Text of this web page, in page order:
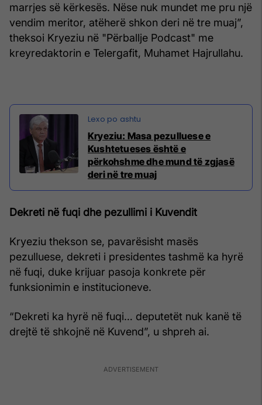
marrjes së kërkesës. Nëse nuk mundet me pru një
vendim meritor, atëherë shkon deri në tre muaj”,
theksoi Kryeziu në "Përballje Podcast" me
kreyredaktorin e Telergafit, Muhamet Hajrullahu.
Kryeziu: Masa pezulluese e
Kushtetueses është e
përkohshme dhe mund të zgjasë
deri në tre muaj
Dekreti në fuqi dhe pezullimi i Kuvendit
Kryeziu thekson se, pavarësisht masës
pezulluese, dekreti i presidentes tashmë ka hyrë
në fuqi, duke krijuar pasoja konkrete për
funksionimin e institucioneve.
“Dekreti ka hyrë në fuqi… deputetët nuk kanë të
drejtë të shkojnë në Kuvend”, u shpreh ai.